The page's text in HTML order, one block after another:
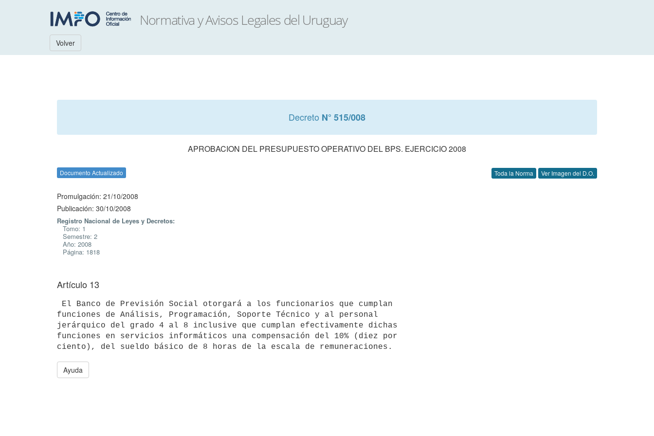
Volver
Decreto N° 515/008
APROBACION DEL PRESUPUESTO OPERATIVO DEL BPS. EJERCICIO 2008
Documento Actualizado Toda la Norma Ver Imagen del D.O.
Promulgación: 21/10/2008
Publicación: 30/10/2008
Registro Nacional de Leyes y Decretos:
Tomo: 1
Semestre: 2
Año: 2008
Página: 1818
Artículo 13
funciones de Análisis, Programación, Soporte Técnico y al personal
jerárquico del grado 4 al 8 inclusive que cumplan efectivamente dichas
funciones en servicios informáticos una compensación del 10% (diez por
Ayuda